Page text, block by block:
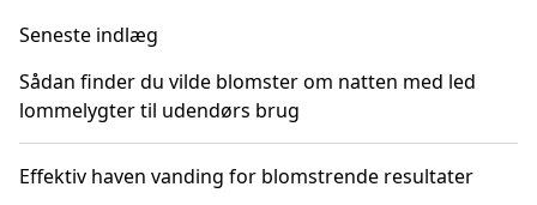
Seneste indlæg
Sådan finder du vilde blomster om natten med led
lommelygter til udendørs brug
Effektiv haven vanding for blomstrende resultater